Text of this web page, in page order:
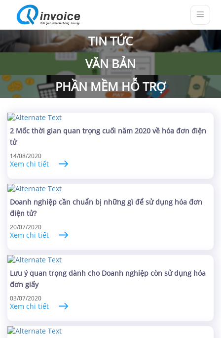
TIN TỨC
VĂN BẢN
PHẦN MỀM HỖ TRỢ
2 Mốc thời gian quan trọng cuối năm 2020 về hóa đơn điện
tử
14/08/2020
Xem chi tiết
Doanh nghiệp cần chuẩn bị những gì để sử dụng hóa đơn
điện tử?
20/07/2020
Xem chi tiết
Lưu ý quan trọng dành cho Doanh nghiệp còn sử dụng hóa
đơn giấy
03/07/2020
Xem chi tiết